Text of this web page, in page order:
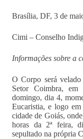
Brasília, DF, 3 de
Cimi – Conselho
Informações sobre a
O Corpo será
Setor Coimbra,
domingo, dia 4,
Eucaristia, e logo em
cidade de Goiás,
horas da 2ª feira,
sepultado na própria